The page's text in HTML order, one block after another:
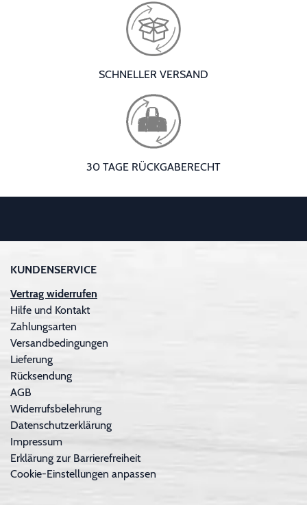
SCHNELLER VERSAND
30 TAGE RÜCKGABERECHT
KUNDENSERVICE
Vertrag widerrufen
Hilfe und Kontakt
Zahlungsarten
Versandbedingungen
Lieferung
Rücksendung
AGB
Widerrufsbelehrung
Datenschutzerklärung
Impressum
Erklärung zur Barrierefreiheit
Cookie-Einstellungen anpassen